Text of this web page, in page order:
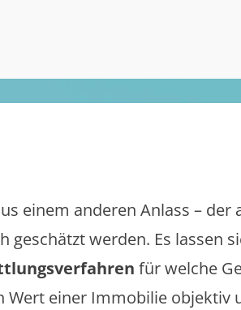
einem anderen Anlass – der
geschätzt werden. Es lassen
für welche
Wert einer Immobilie objektiv